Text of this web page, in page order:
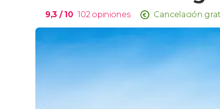
Reino
9,3 / 10 102 opiniones Cancelación